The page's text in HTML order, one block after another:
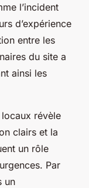
l’incident
d’expérience
entre les
du site a
ainsi les
locaux révèle
clairs et la
un rôle
Par
un